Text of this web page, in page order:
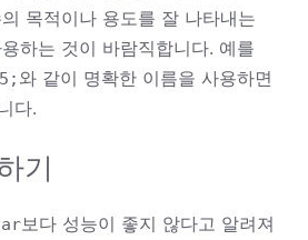
목적이나 용도를 잘 나타내는
하는 것이 바람직합니다. 예를
; 와 같이 명확한 이름을 사용하면
다.
기
보다 성능이 좋지 않다고 알려져